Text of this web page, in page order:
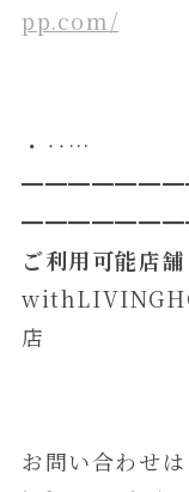
pp.com/
・‥…
ご利用可能店舗
店
お問い合わせ